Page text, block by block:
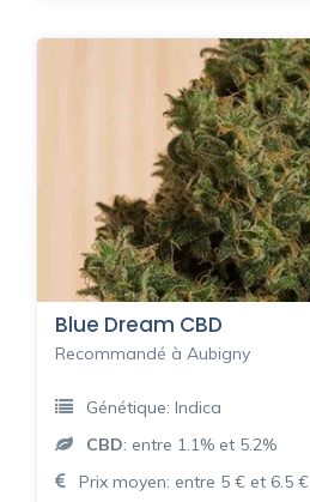
Blue Dream CBD
Recommandé à Aubigny
Génétique: Indica
CBD: entre 1.1% et 5.2%
Prix moyen: entre 5 € et 6.5 €